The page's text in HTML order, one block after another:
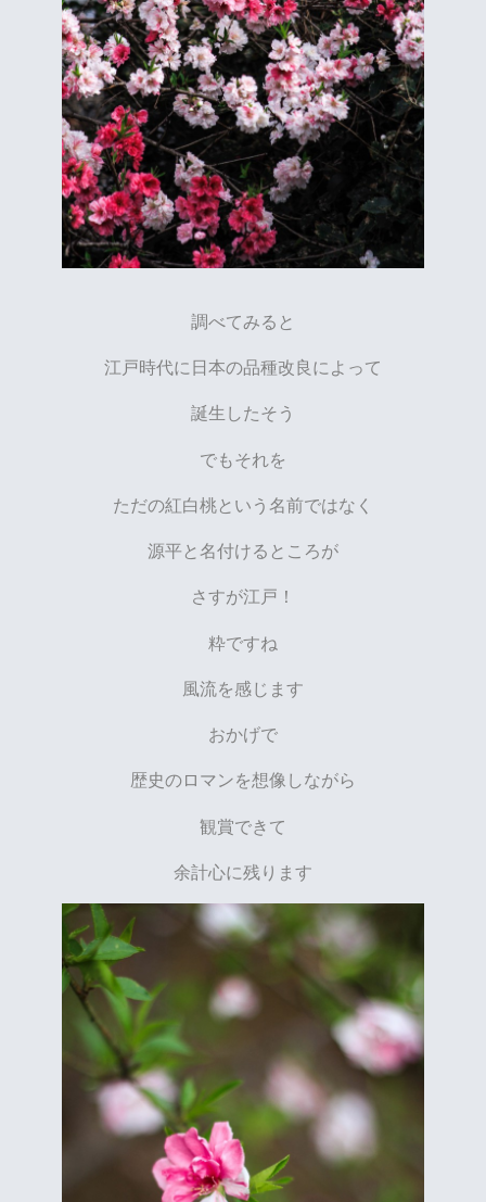
調べてみると
江戸時代に日本の品種改良によって
誕生したそう
でもそれを
ただの紅白桃という名前ではなく
源平と名付けるところが
さすが江戸！
粋ですね
風流を感じます
おかげで
歴史のロマンを想像しながら
観賞できて
余計心に残ります